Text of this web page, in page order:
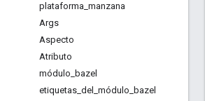
plataforma manzana
Args
Aspecto
Atributo
módulo bazel
etiquetas del módulo bazel